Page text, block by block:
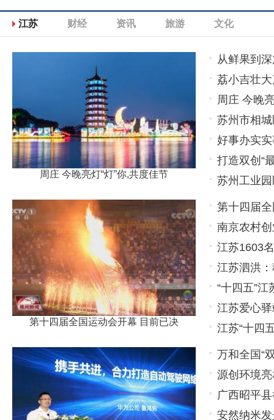
江苏 财经 资讯 旅游 文化
周庄 今晚亮灯“灯”你,共度佳节
从鲜果到
牌价值更
荔小吉壮
的方向升级
周庄 今晚
苏州市相
好事办实
打造双创“
苏州工业
第十四届全国运动会开幕 目前已决
第十四届
南京农村
江苏1603
江苏泗洪
“十四五”
江苏爱心
江苏“十四
万和全国“
帷
源创环境
广西昭平
直播活
安然纳米